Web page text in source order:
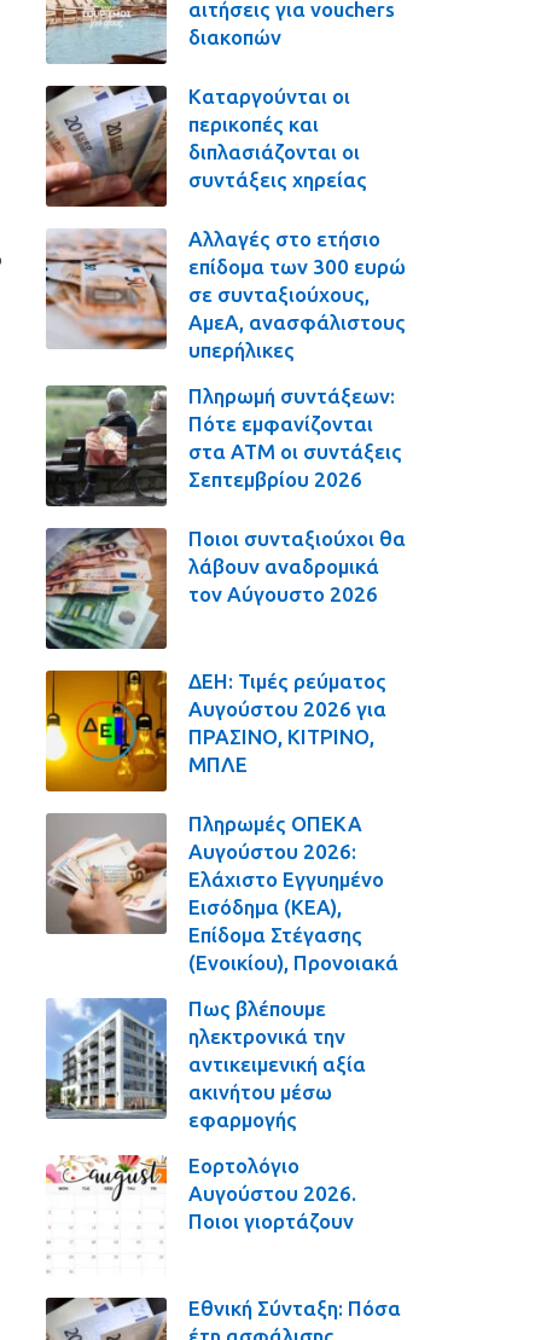
αιτήσεις για vouchers
διακοπών
Καταργούνται οι
περικοπές και
διπλασιάζονται οι
συντάξεις χηρείας
Αλλαγές στο ετήσιο
επίδομα των 300 ευρώ
σε συνταξιούχους,
ΑμεΑ, ανασφάλιστους
υπερήλικες
Πληρωμή συντάξεων:
Πότε εμφανίζονται
στα ΑΤΜ οι συντάξεις
Σεπτεμβρίου 2026
Ποιοι συνταξιούχοι θα
λάβουν αναδρομικά
τον Αύγουστο 2026
ΔΕΗ: Τιμές ρεύματος
Αυγούστου 2026 για
ΠΡΑΣΙΝΟ, ΚΙΤΡΙΝΟ,
ΜΠΛΕ
Πληρωμές ΟΠΕΚΑ
Αυγούστου 2026:
Ελάχιστο Εγγυημένο
Εισόδημα (ΚΕΑ),
Επίδομα Στέγασης
(Ενοικίου), Προνοιακά
Πως βλέπουμε
ηλεκτρονικά την
αντικειμενική αξία
ακινήτου μέσω
εφαρμογής
Εορτολόγιο
Αυγούστου 2026.
Ποιοι γιορτάζουν
Εθνική Σύνταξη: Πόσα